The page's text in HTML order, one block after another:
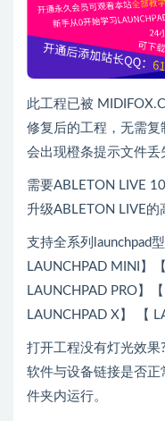
此工程已被
修复后的工程，无需
会出现橙条提示文件丢
需要ABLETON LIVE
升级ABLETON LIVE的
支持全系列launchpad
LAUNCHPAD MINI】
LAUNCHPAD PRO】
LAUNCHPAD X】 【
打开工程没有灯光效果
软件与设备链接是否
件夹内运行。